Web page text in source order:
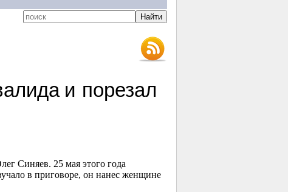
и порезал
Синяев. 25 мая этого года
в приговоре, он нанес женщине